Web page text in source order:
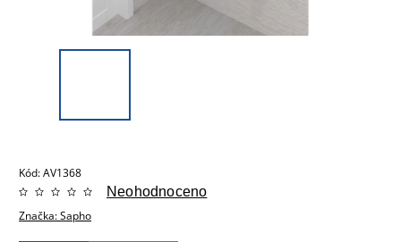
Kód:AV1368
Značka:Sapho
Neohodnoceno